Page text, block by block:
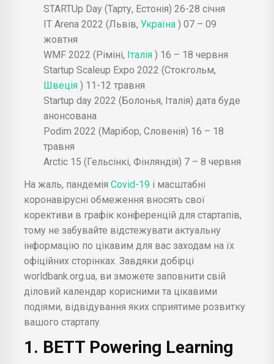
STARTUp Day (Тарту, Естонія) 26-28 січня
IT Arena 2022 (Львів, Україна ) 07 – 09
жовтня
WMF 2022 (Ріміні, Італія ) 16 – 18 червня
Startup Scaleup Expo 2022 (Стокгольм,
Швеція ) 11-12 травня
Startup day 2022 (Болонья, Італія) дата буде
анонсована
Podim 2022 (Марібор, Словенія) 16 – 18
травня
Arctic 15 (Гельсінкі, Фінляндія) 7 – 8 червня
На жаль, пандемія Covid-19 і масштабні
коронавірусні обмеження вносять свої
корективи в графік конференцій для стартапів,
тому не забувайте відстежувати актуальну
інформацію по цікавим для вас заходам на їх
офіційних сторінках. Завдяки добірці
worldbank.org.ua, ви зможете заповнити свій
діловий календар корисними та цікавими
подіями, відвідування яких сприятиме розвитку
вашого стартапу.
1. BETT Powering Learning